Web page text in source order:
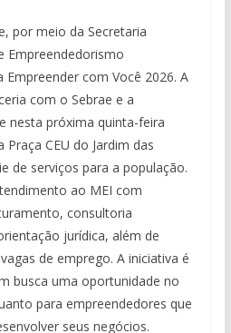
por meio da Secretaria
Empreendedorismo
Empreender com Você 2026. A
com o Sebrae e a
nesta próxima quinta-feira
CEU do Jardim das
de serviços para a população.
ao MEI com
consultoria
jurídica, além de
de emprego. A iniciativa é
busca uma oportunidade no
para empreendedores que
seus negócios.